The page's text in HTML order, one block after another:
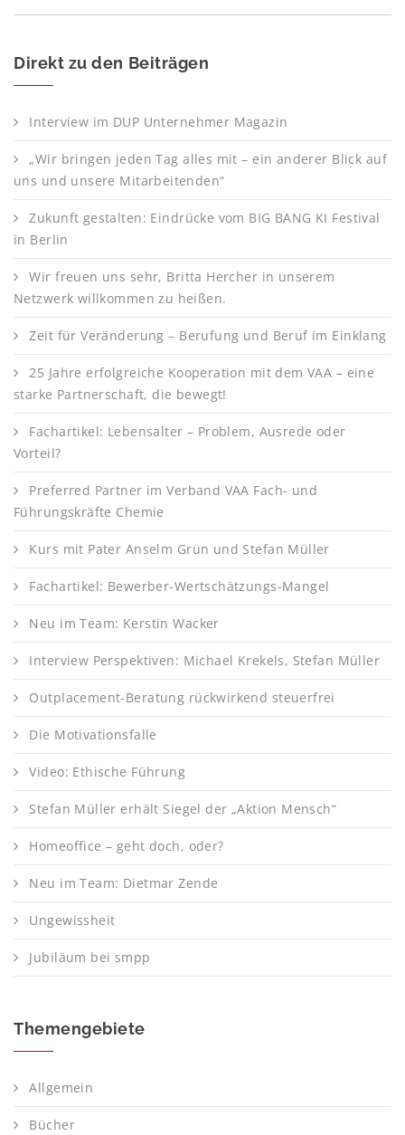
Direkt zu den Beiträgen
Interview im DUP Unternehmer Magazin
„Wir bringen jeden Tag alles mit – ein anderer Blick auf
uns und unsere Mitarbeitenden“
Zukunft gestalten: Eindrücke vom BIG BANG KI Festival
in Berlin
Wir freuen uns sehr, Britta Hercher in unserem
Netzwerk willkommen zu heißen.
Zeit für Veränderung – Berufung und Beruf im Einklang
25 Jahre erfolgreiche Kooperation mit dem VAA – eine
starke Partnerschaft, die bewegt!
Fachartikel: Lebensalter – Problem, Ausrede oder
Vorteil?
Preferred Partner im Verband VAA Fach- und
Führungskräfte Chemie
Kurs mit Pater Anselm Grün und Stefan Müller
Fachartikel: Bewerber-Wertschätzungs-Mangel
Neu im Team: Kerstin Wacker
Interview Perspektiven: Michael Krekels, Stefan Müller
Outplacement-Beratung rückwirkend steuerfrei
Die Motivationsfalle
Video: Ethische Führung
Stefan Müller erhält Siegel der „Aktion Mensch“
Homeoffice – geht doch, oder?
Neu im Team: Dietmar Zende
Ungewissheit
Jubiläum bei smpp
Themengebiete
Allgemein
Bücher